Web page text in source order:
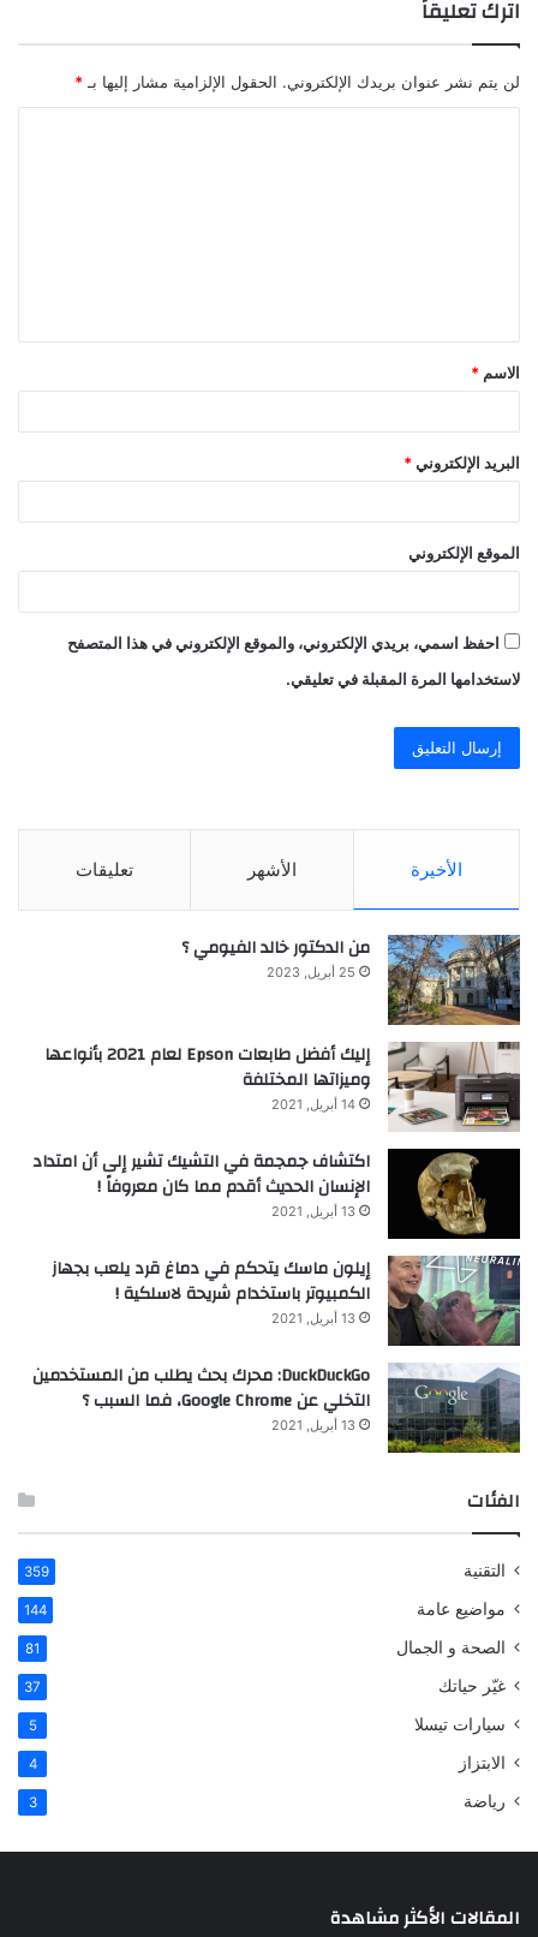
اترك تعليقاً
لن يتم نشر عنوان بريدك الإلكتروني. الحقول الإلزامية مشار إليها بـ *
ق
*
الاسم *
البريد الإلكتروني *
الموقع الإلكتروني
احفظ اسمي، بريدي الإلكتروني، والموقع الإلكتروني في هذا المتصفح
لاستخدامها المرة المقبلة في تعليقي.
الأخيرة الأشهر تعليقات
من الدكتور خالد الفيومي ؟
25 أبريل, 2023
إليك أفضل طابعات Epson لعام 2021 بأنواعها
وميزاتها المختلفة
14 أبريل, 2021
اكتشاف جمجمة في التشيك تشير إلى أن امتداد
الإنسان الحديث أقدم مما كان معروفاً !
13 أبريل, 2021
إيلون ماسك يتحكم في دماغ قرد يلعب بجهاز
الكمبيوتر باستخدام شريحة لاسلكية !
13 أبريل, 2021
DuckDuckGo: محرك بحث يطلب من المستخدمين
التخلي عن Google Chrome، فما السبب ؟
13 أبريل, 2021
الفئات
التقنية 359
مواضيع عامة 144
الصحة و الجمال 81
غيّر حياتك 37
سيارات تيسلا 5
الابتزاز 4
رياضة 3
المقالات الأكثر مشاهدة